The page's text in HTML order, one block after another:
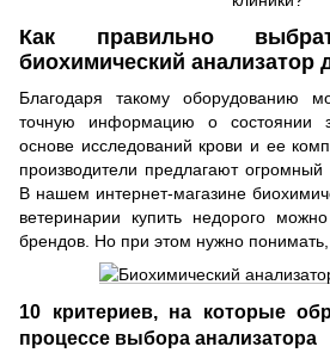
Как правильно
биохимический анализатор
Благодаря такому оборудованию
точную информацию о состоянии
основе исследований крови и ее
производители предлагают
В нашем интернет-магазине
ветеринарии купить недорого
брендов. Но при этом нужно
10 критериев, на которые
процессе выбора анализатора